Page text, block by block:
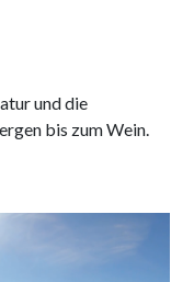
und die
bis zum Wein.